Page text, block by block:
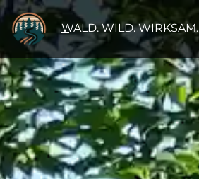
WALD. WILD. WIRKSAM.